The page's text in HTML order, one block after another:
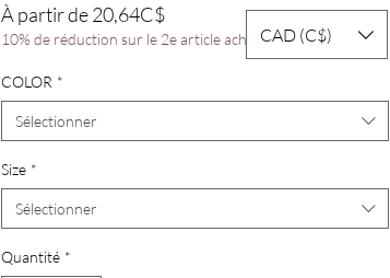
À partir de20,64C$Prix
promotionnel
10% de réduction sur le 2e article acheté
COLOR *
Sélectionner
Size *
Sélectionner
Quantité *
CAD (C$)